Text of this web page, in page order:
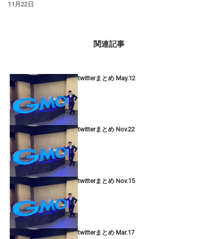
11月22日
関連記事
twitterまとめ May.12
twitterまとめ Nov.22
twitterまとめ Nov.15
twitterまとめ Mar.17